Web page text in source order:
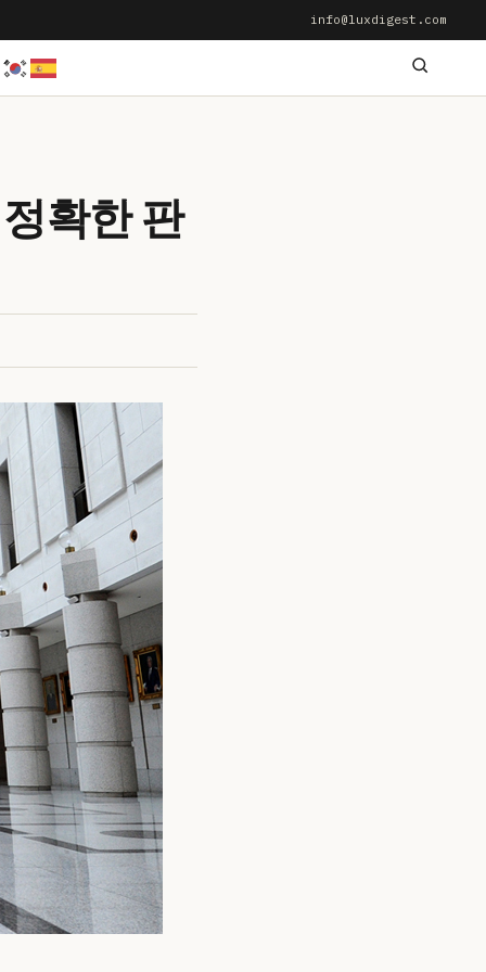
info@luxdigest.com
확한 판